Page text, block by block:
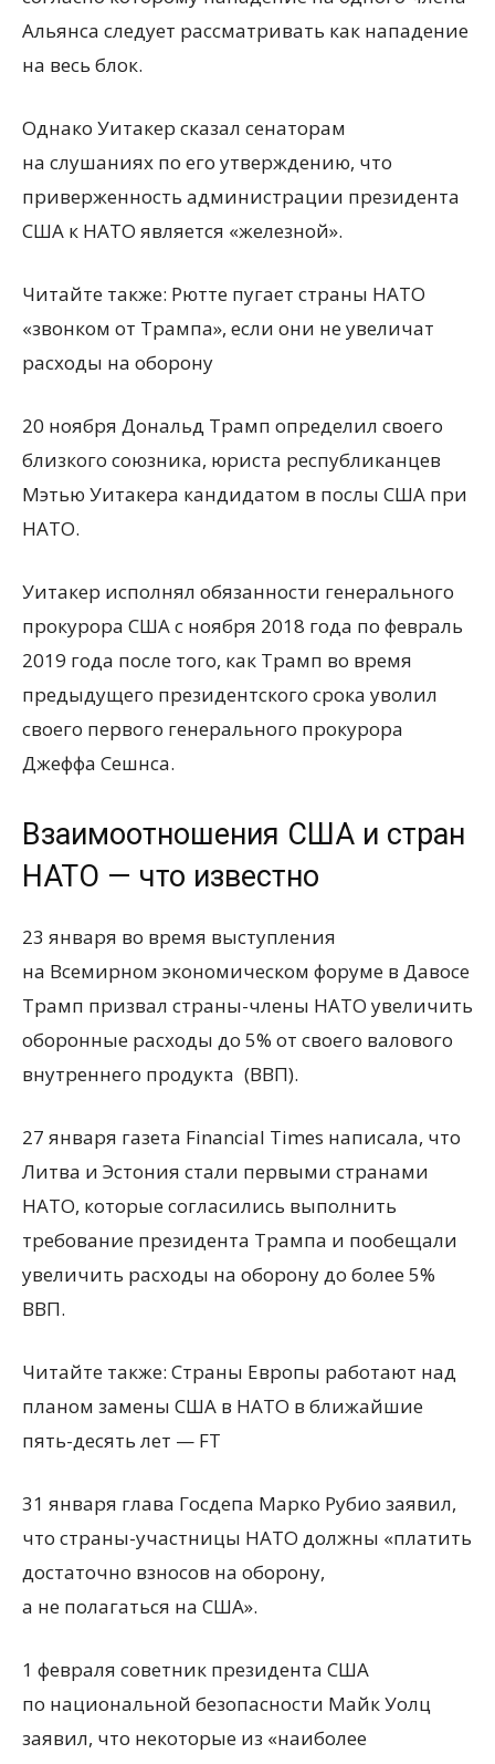
Альянса следует рассматривать как нападение
на весь блок.
Однако Уитакер сказал сенаторам
на слушаниях по его утверждению, что
приверженность администрации президента
США к НАТО является «железной».
Читайте также: Рютте пугает страны НАТО
«звонком от Трампа», если они не увеличат
расходы на оборону
20 ноября Дональд Трамп определил своего
близкого союзника, юриста республиканцев
Мэтью Уитакера кандидатом в послы США при
НАТО.
Уитакер исполнял обязанности генерального
прокурора США с ноября 2018 года по февраль
2019 года после того, как Трамп во время
предыдущего президентского срока уволил
своего первого генерального прокурора
Джеффа Сешнса.
Взаимоотношения США и стран
НАТО — что известно
23 января во время выступления
на Всемирном экономическом форуме в Давосе
Трамп призвал страны-члены НАТО увеличить
оборонные расходы до 5% от своего валового
внутреннего продукта (ВВП).
27 января газета Financial Times написала, что
Литва и Эстония стали первыми странами
НАТО, которые согласились выполнить
требование президента Трампа и пообещали
увеличить расходы на оборону до более 5%
ВВП.
Читайте также: Страны Европы работают над
планом замены США в НАТО в ближайшие
пять-десять лет — FT
31 января глава Госдепа Марко Рубио заявил,
что страны-участницы НАТО должны «платить
достаточно взносов на оборону,
а не полагаться на США».
1 февраля советник президента США
по национальной безопасности Майк Уолц
заявил, что некоторые из «наиболее